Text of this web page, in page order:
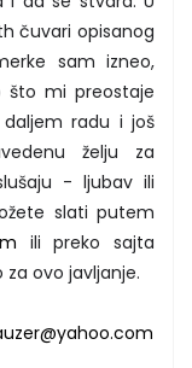
čuvari opisanog
sam izneo,
što mi preostaje
radu i još
želju za
- ljubav ili
slati putem
ili preko sajta
za ovo javljanje.